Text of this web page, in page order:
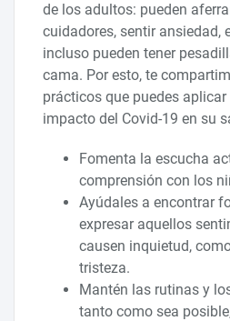
de los adultos: pueden
cuidadores, sentir ansiedad,
incluso pueden tener
cama. Por esto, te
prácticos que puedes aplicar
impacto del Covid-19 en su
Fomenta la escucha
comprensión con los
Ayúdales a encontrar
expresar aquellos
causen inquietud,
tristeza.
Mantén las rutinas y
tanto como sea